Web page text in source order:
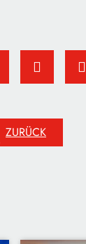
ZURÜCK